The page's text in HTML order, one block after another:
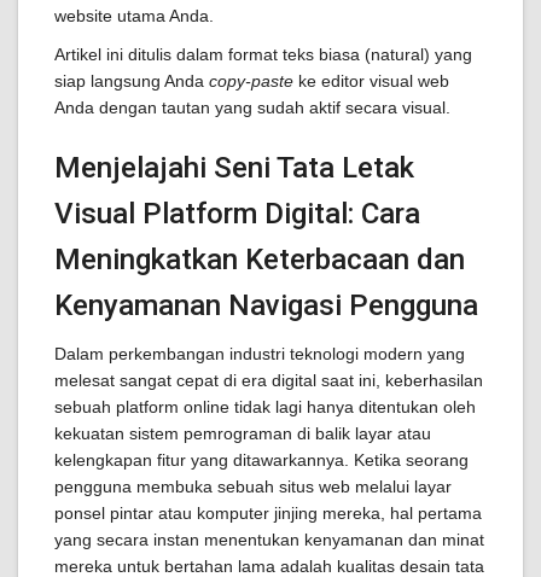
website utama Anda.
Artikel ini ditulis dalam format teks biasa (natural) yang
siap langsung Anda copy-paste ke editor visual web
Anda dengan tautan yang sudah aktif secara visual.
Menjelajahi Seni Tata Letak
Visual Platform Digital: Cara
Meningkatkan Keterbacaan dan
Kenyamanan Navigasi Pengguna
Dalam perkembangan industri teknologi modern yang
melesat sangat cepat di era digital saat ini, keberhasilan
sebuah platform online tidak lagi hanya ditentukan oleh
kekuatan sistem pemrograman di balik layar atau
kelengkapan fitur yang ditawarkannya. Ketika seorang
pengguna membuka sebuah situs web melalui layar
ponsel pintar atau komputer jinjing mereka, hal pertama
yang secara instan menentukan kenyamanan dan minat
mereka untuk bertahan lama adalah kualitas desain tata